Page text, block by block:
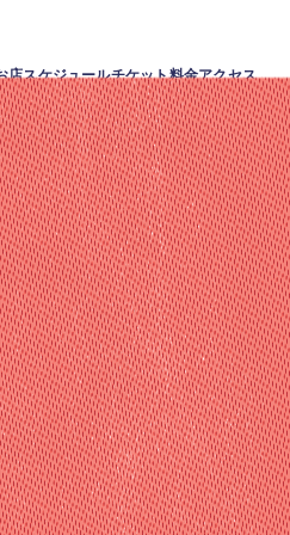
店スケジュールチケット料金アクセス
BON BON